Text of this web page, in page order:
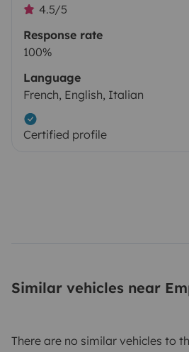
4.5/5
Response rate
100%
Language
French, English, Italian
Certified profile
Similar vehicles near
There are no similar vehicles to